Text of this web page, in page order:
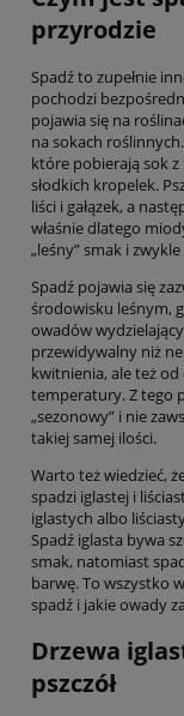
przyrodzie
Spadź to zupełnie
pochodzi
pojawia się na
na sokach
które pobierają sok
słodkich kropelek.
liści i gałązek, a
właśnie dlatego
„leśny” smak i
Spadź pojawia się
środowisku leśnym,
owadów
przewidywalny niż
kwitnienia, ale też
temperatury. Z tego
„sezonowy” i nie
takiej samej ilości.
Warto też wiedzieć,
spadzi iglastej i
iglastych albo
Spadź iglasta bywa
smak, natomiast
barwę. To wszystko
spadź i jakie owady
Drzewa
pszczół